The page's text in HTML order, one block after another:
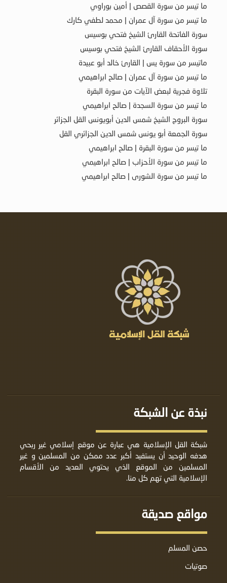
ما تيسر من سورة القصص | أمين بوراوي
ما تيسر من سورة آل عمران | محمد لطفي كارك
سورة الفاتحة القارئ الشيخ فتحي بوسيس
سورة الأحقاف القارئ الشيخ فتحي بوسيس
ماتيسر من سورة يس | القارئ خالد أبو عبيدة
ما تيسر من سورة آل عمران | صالح ابراهيمي
تلاوة فجرية لبعض الآيات من سورة البقرة
ما تيسر من سورة السجدة | صالح ابراهيمي
سورة البروج الشيخ شمس الدين أبويونس القل الجزائر
سورة الجمعة أبو يونس شمس الدين الجزائري القل
ما تيسر من سورة البقرة | صالح ابراهيمي
ما تيسر من سورة الأحزاب | صالح ابراهيمي
ما تيسر من سورة الشورى | صالح ابراهيمي
نبذة عن الشبكة
شبكة القل الإسلامية هي عبارة عن موقع إسلامي غير ربحي
هدفه الوحيد أن يستفيد أكبر عدد ممكن من المسلمين و غير
المسلمين من الموقع الذي يحتوي العديد من الأقسام
الإسلامية التي تهم كل منا.
مواقع صديقة
حصن المسلم
صوتيات